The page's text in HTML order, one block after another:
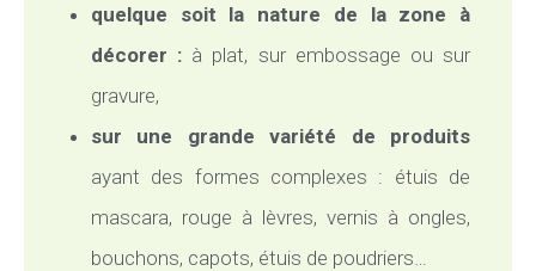
quelque soit la nature de la zone à
décorer : à plat, sur embossage ou sur
gravure,
sur une grande variété de produits
ayant des formes complexes : étuis de
mascara, rouge à lèvres, vernis à ongles,
bouchons, capots, étuis de poudriers…